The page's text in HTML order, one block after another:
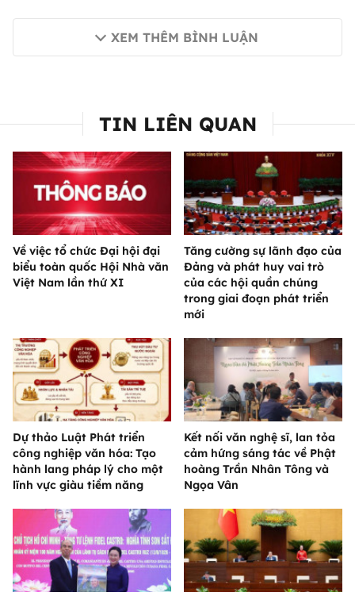
XEM THÊM BÌNH LUẬN
TIN LIÊN QUAN
Về việc tổ chức Đại hội đại
biểu toàn quốc Hội Nhà văn
Việt Nam lần thứ XI
Tăng cường sự lãnh đạo của
Đảng và phát huy vai trò
của các hội quần chúng
trong giai đoạn phát triển
mới
Dự thảo Luật Phát triển
công nghiệp văn hóa: Tạo
hành lang pháp lý cho một
lĩnh vực giàu tiềm năng
Kết nối văn nghệ sĩ, lan tỏa
cảm hứng sáng tác về Phật
hoàng Trần Nhân Tông và
Ngọa Vân